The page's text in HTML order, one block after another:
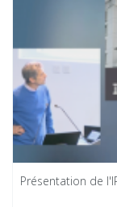
Présentation de